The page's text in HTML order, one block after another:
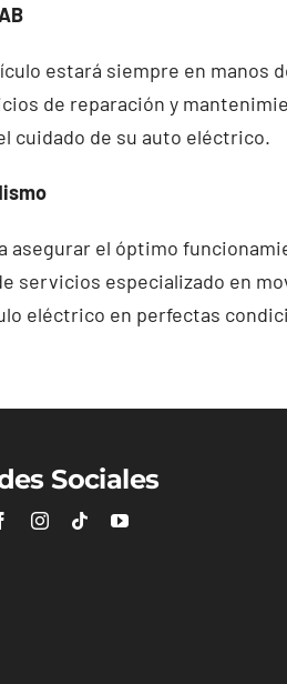
estará siempre en
de reparación y
cuidado de su auto eléctrico.
asegurar el óptimo
servicios especializado en
eléctrico en perfectas
Sociales